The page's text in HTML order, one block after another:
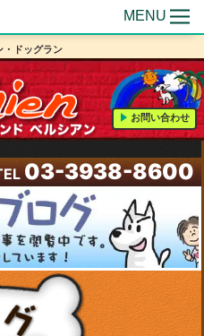
MENU
ロン・ドッグラン
お問い合わせ
03-3938-8600